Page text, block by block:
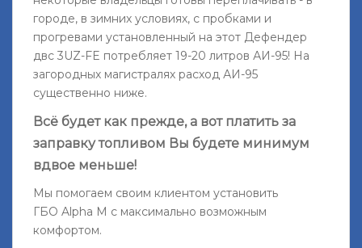
городе, в зимних условиях, с пробками и
прогревами установленный на этот Дефендер
двс 3UZ-FE потребляет 19-20 литров АИ-95! На
загородных магистралях расход АИ-95
существенно ниже.
Всё будет как прежде, а вот платить за
заправку топливом Вы будете минимум
вдвое меньше!
Мы помогаем своим клиентом установить
ГБО Alpha M с максимально возможным
комфортом.